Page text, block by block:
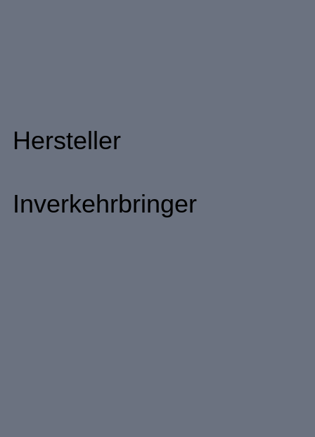
Hersteller
Inverkehrbringer